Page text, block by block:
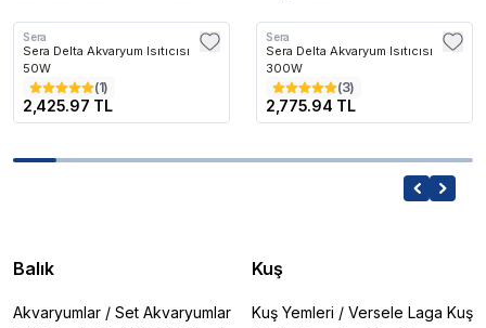
Sera
Sera Delta Akvaryum Isıtıcısı
50W
(1)
2,425.97 TL
Sera
Sera Delta Akvaryum Isıtıcısı
300W
(3)
2,775.94 TL
Balık
Akvaryumlar / Set Akvaryumlar
Kuş
Kuş Yemleri / Versele Laga Kuş